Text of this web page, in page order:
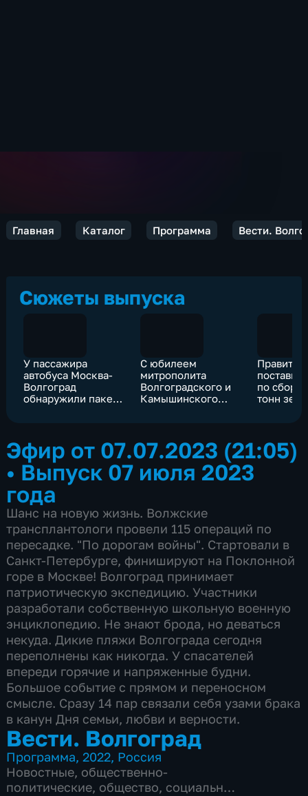
Главная Каталог Программа Вести.
Сюжеты выпуска
У пассажира
автобуса Москва-
Волгоград
обнаружили пакет
С юбилеем
митрополита
Волгоградского и
Камышинского
по сбору
тонн
Эфир от 07.07.2023 (21:05)
• Выпуск 07 июля 2023
года
Шанс на новую жизнь. Волжские
трансплантологи провели 115 операций по
пересадке. "По дорогам войны". Стартовали в
Санкт-Петербурге, финишируют на Поклонной
горе в Москве! Волгоград принимает
патриотическую экспедицию. Участники
разработали собственную школьную военную
энциклопедию. Не знают брода, но деваться
некуда. Дикие пляжи Волгограда сегодня
переполнены как никогда. У спасателей
впереди горячие и напряженные будни.
Большое событие с прямом и переносном
смысле. Сразу 14 пар связали себя узами брака
в канун Дня семьи, любви и верности.
Вести. Волгоград
Программа,2022, Россия
Новостные, общественно-
политические, общество, социально-